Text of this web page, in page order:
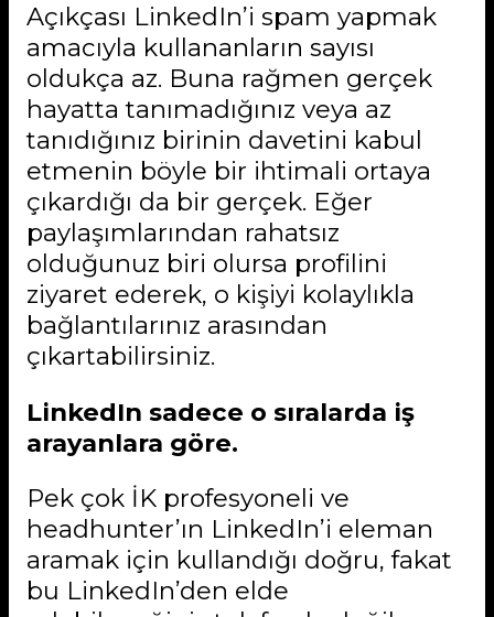
Açıkçası LinkedIn’i spam yapmak
amacıyla kullananların sayısı
oldukça az. Buna rağmen gerçek
hayatta tanımadığınız veya az
tanıdığınız birinin davetini kabul
etmenin böyle bir ihtimali ortaya
çıkardığı da bir gerçek. Eğer
paylaşımlarından rahatsız
olduğunuz biri olursa profilini
ziyaret ederek, o kişiyi kolaylıkla
bağlantılarınız arasından
çıkartabilirsiniz.
LinkedIn sadece o sıralarda iş
arayanlara göre.
Pek çok İK profesyoneli ve
headhunter’ın LinkedIn’i eleman
aramak için kullandığı doğru, fakat
bu LinkedIn’den elde